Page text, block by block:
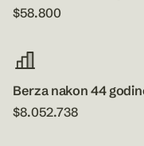
$58.800
Berza nakon 44
$8.052.738